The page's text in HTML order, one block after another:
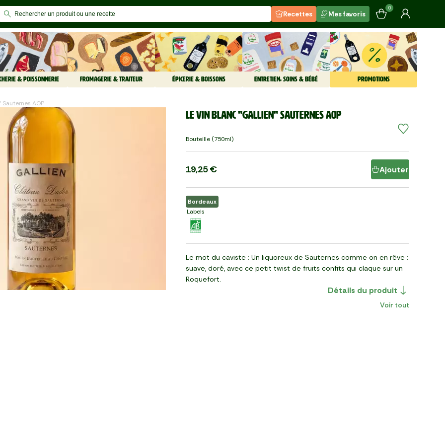
Recettes Mes favoris
0
& POISSONNERIE FROMAGERIE & TRAITEUR ÉPICERIE & BOISSONS ENTRETIEN, SOINS & BÉBÉ PROMOTIONS
Sauternes AOP
Le Vin blanc "Gallien" Sauternes AOP
Bouteille (750ml)
19,25 € Ajouter
Bordeaux
Labels
Le mot du caviste : Un liquoreux de Sauternes comme on en rêve :
suave, doré, avec ce petit twist de fruits confits qui claque sur un
Roquefort.
Détails du produit
Voir tout